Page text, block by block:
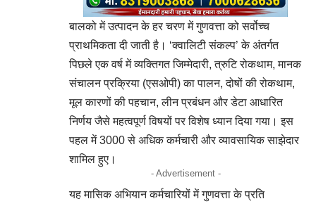
बालको में उत्पादन के हर चरण में गुणवत्ता को सर्वोच्च
प्राथमिकता दी जाती है। ‘क्वालिटी संकल्प’ के अंतर्गत
पिछले एक वर्ष में व्यक्तिगत जिम्मेदारी, त्रुटि रोकथाम, मानक
संचालन प्रक्रिया (एसओपी) का पालन, दोषों की रोकथाम,
मूल कारणों की पहचान, लीन प्रबंधन और डेटा आधारित
निर्णय जैसे महत्वपूर्ण विषयों पर विशेष ध्यान दिया गया। इस
पहल में 3000 से अधिक कर्मचारी और व्यावसायिक साझेदार
शामिल हुए।
- Advertisement -
यह मासिक अभियान कर्मचारियों में गुणवत्ता के प्रति